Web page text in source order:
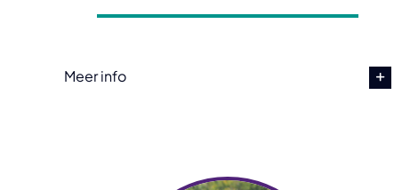
Meer info